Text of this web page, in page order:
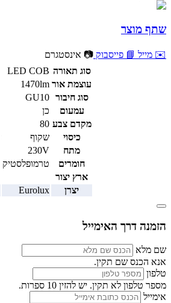
שתף מוצר
✉️ מייל 📘 פייסבוק 📷 אינסטגרם
סוג תאורה LED COB
עוצמת אור 1470lm
סוג חיבור GU10
עמעום
כן
מקדם צבע 80
כיסוי
שקוף
מתח
230V
חומרים
טרמופלסטיק
ארץ יצור
יצרן
Eurolux
הזמנה דרך האימייל
שם מלא
אנא הכנס שם תקין.
טלפון
מספר טלפון לא תקין. יש להזין 10 ספרות.
אימייל